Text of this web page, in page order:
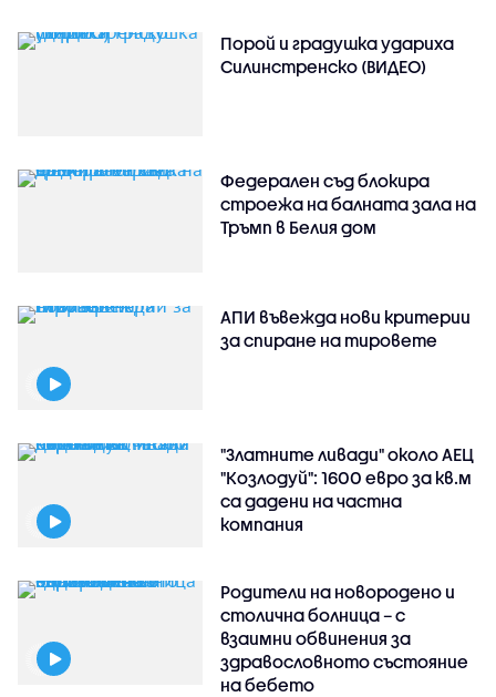
Порой и градушка удариха
Силинстренско (ВИДЕО)
Федерален съд блокира
строежа на балната зала на
Тръмп в Белия дом
АПИ въвежда нови критерии
за спиране на тировете
"Златните ливади" около АЕЦ
"Козлодуй": 1600 евро за кв.м
са дадени на частна
компания
Родители на новородено и
столична болница – с
взаимни обвинения за
здравословното състояние
на бебето